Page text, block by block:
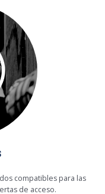
compatibles para las
de acceso.